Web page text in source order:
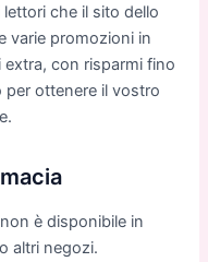
che il sito dello
varie promozioni in
con risparmi fino
ottenere il vostro
è disponibile in
altri negozi.